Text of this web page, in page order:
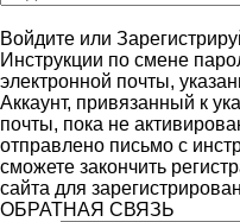
Войдите или
Инструкции по смене
электронной почты,
Аккаунт, привязанный к
почты, пока не
отправлено письмо с
сможете закончить
сайта для
ОБРАТНАЯ СВЯЗЬ